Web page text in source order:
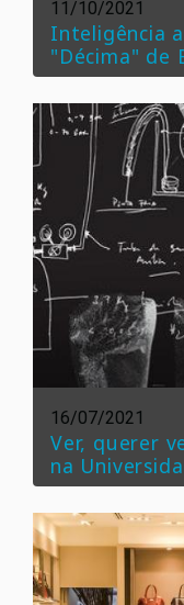
11/10/2021
Inteligência
"Décima" de
16/07/2021
Ver, querer
na